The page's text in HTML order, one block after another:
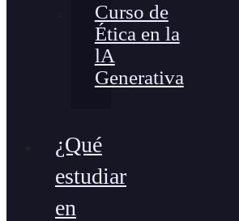
Curso de
Ética en la
lA
Generativa
¿Qué
estudiar
en